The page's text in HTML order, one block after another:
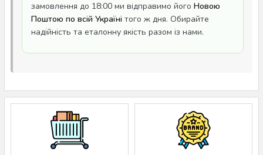
замовлення до 18:00 ми відправимо його Новою
Поштою по всій Україні того ж дня. Обирайте
надійність та еталонну якість разом із нами.